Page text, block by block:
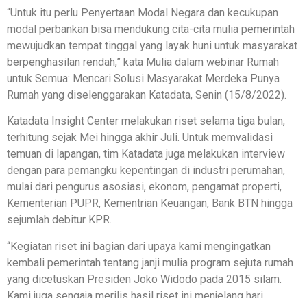
“Untuk itu perlu Penyertaan Modal Negara dan kecukupan
modal perbankan bisa mendukung cita-cita mulia pemerintah
mewujudkan tempat tinggal yang layak huni untuk masyarakat
berpenghasilan rendah,” kata Mulia dalam webinar Rumah
untuk Semua: Mencari Solusi Masyarakat Merdeka Punya
Rumah yang diselenggarakan Katadata, Senin (15/8/2022).
Katadata Insight Center melakukan riset selama tiga bulan,
terhitung sejak Mei hingga akhir Juli. Untuk memvalidasi
temuan di lapangan, tim Katadata juga melakukan interview
dengan para pemangku kepentingan di industri perumahan,
mulai dari pengurus asosiasi, ekonom, pengamat properti,
Kementerian PUPR, Kementrian Keuangan, Bank BTN hingga
sejumlah debitur KPR.
“Kegiatan riset ini bagian dari upaya kami mengingatkan
kembali pemerintah tentang janji mulia program sejuta rumah
yang dicetuskan Presiden Joko Widodo pada 2015 silam.
Kami juga sengaja merilis hasil riset ini menjelang hari